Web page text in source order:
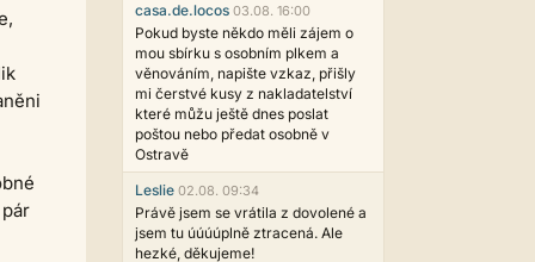
casa.de.locos 03.08. 16:00
Pokud byste někdo měli zájem o
mou sbírku s osobním plkem a
věnováním, napište vzkaz, přišly
mi čerstvé kusy z nakladatelství
které můžu ještě dnes poslat
poštou nebo předat osobně v
Ostravě
Leslie 02.08. 09:34
Právě jsem se vrátila z dovolené a
jsem tu úúúúplně ztracená. Ale
hezké, děkujeme!